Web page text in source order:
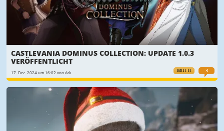
MULTI 3
CASTLEVANIA DOMINUS COLLECTION: UPDATE 1.0.3
VERÖFFENTLICHT
17. Dez. 2024 um 16:02 von Ark